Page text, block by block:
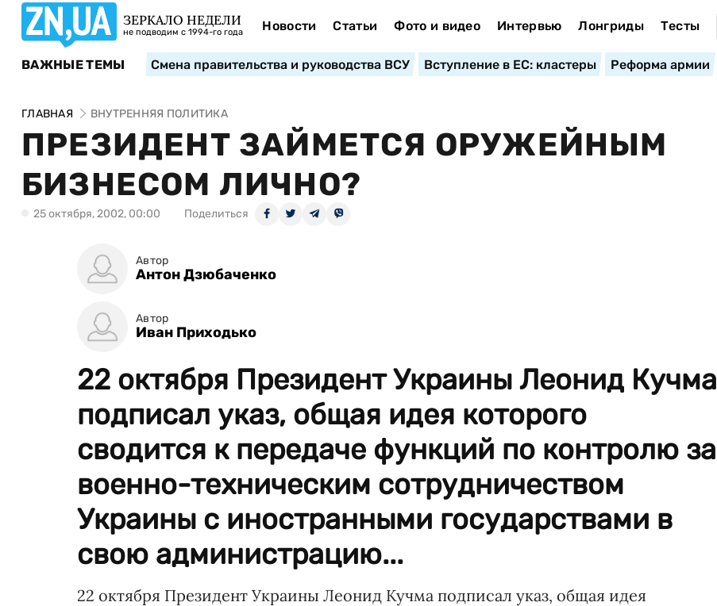
ЗЕРКАЛО НЕДЕЛИ
не подводим с 1994-го года Новости Статьи Фото и видео Интервью Лонгриды Тесты
ВАЖНЫЕ ТЕМЫ Смена правительства и руководства ВСУ Вступление в ЕС: кластеры Реформа армии
ГЛАВНАЯ ВНУТРЕННЯЯ ПОЛИТИКА
ПРЕЗИДЕНТ ЗАЙМЕТСЯ ОРУЖЕЙНЫМ
БИЗНЕСОМ ЛИЧНО?
25 октября, 2002, 00:00 Поделиться
Автор
Антон Дзюбаченко
Автор
Иван Приходько
22 октября Президент Украины Леонид Кучма
подписал указ, общая идея которого
сводится к передаче функций по контролю за
военно-техническим сотрудничеством
Украины с иностранными государствами в
свою администрацию...
22 октября Президент Украины Леонид Кучма подписал указ, общая идея